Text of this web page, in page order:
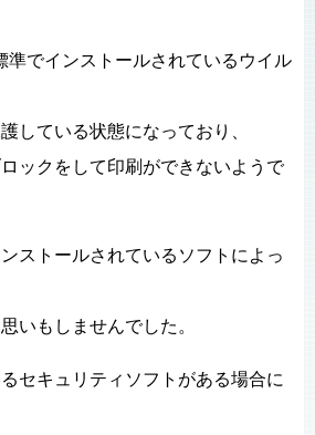
準でインストールされているウイル
している状態になっており、
ックをして印刷ができないようで
ストールされているソフトによっ
いもしませんでした。
セキュリティソフトがある場合に